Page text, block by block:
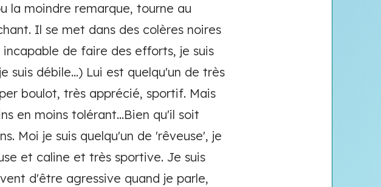
la moindre remarque, tourne au
Il se met dans des colères noires
de faire des efforts, je suis
suis débile...) Lui est quelqu'un de très
boulot, très apprécié, sportif. Mais
en moins tolérant...Bien qu'il soit
Moi je suis quelqu'un de 'rêveuse', je
et caline et très sportive. Je suis
d'être agressive quand je parle,